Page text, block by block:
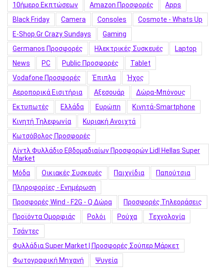
10ήμερο Εκπτώσεων Amazon Προσφορές
Apps
Black Friday
Camera Consoles
Cosmote - Whats Up
E-Shop.gr Crazy Sundays
Gaming
Germanos Προσφορές
Hλεκτρικές Συσκευές
Laptop
News
PC Public Προσφορές
Tablet
Vodafone Προσφορές
Έπιπλα
Ήχος
Αεροπορικά Εισιτήρια
Αξεσουάρ
Δώρα-Μπόνους
Εκτυπωτές
Ελλάδα Ευρώπη
Κινητά-Smartphone
Κινητή Τηλεφωνία
Κυριακή Ανοιχτά
Κωτσόβολος Προσφορές
Λίντλ Φυλλάδιο Εβδομαδιαίων Προσφορών Lidl Hellas Super
Market
Μόδα
Οικιακές Συσκευές Παιχνίδια
Παπούτσια
Πληροφορίες - Ενημέρωση
Προσφορές Wind - F2G - Q Δώρα
Προσφορές Τηλεοράσεις
Προϊόντα Ομορφιάς
Ρολόι Ρούχα
Τεχνολογία
Τσάντες
Φυλλάδια Super Market | Προσφορές Σούπερ Μάρκετ
Φωτογραφική Μηχανή
Ψυγεία